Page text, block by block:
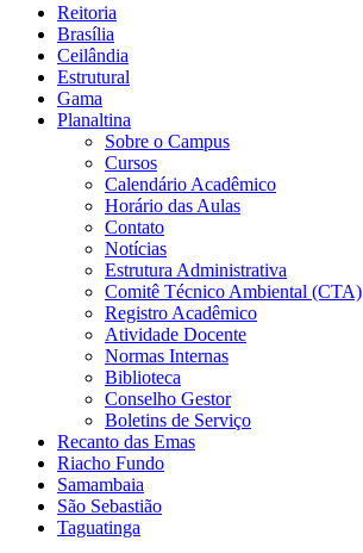
Reitoria
Brasília
Ceilândia
Estrutural
Gama
Planaltina
Sobre o Campus
Cursos
Calendário Acadêmico
Horário das Aulas
Contato
Notícias
Estrutura Administrativa
Comitê Técnico Ambiental (CTA)
Registro Acadêmico
Atividade Docente
Normas Internas
Biblioteca
Conselho Gestor
Boletins de Serviço
Recanto das Emas
Riacho Fundo
Samambaia
São Sebastião
Taguatinga